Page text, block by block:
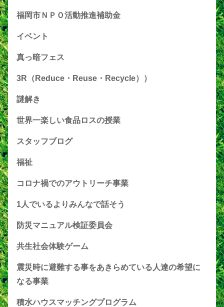
福岡市ＮＰＯ活動推進補助金
イベント
真っ暗フェス
3R（Reduce・Reuse・Recycle））
謎解き
世界一楽しい食品ロスの授業
スタッフブログ
福祉
コロナ禍でのアウトリーチ事業
1人でいるよりみんなで話そう
防災マニュアル検証委員会
共生社会体験ゲーム
震災時に避難する事をあきらめている人達の希望に
なる事業
積水ハウスマッチングプログラム